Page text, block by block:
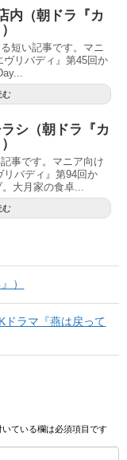
内（朝ドラ『カ
短い記事です。マニ
リバディ』第45回か
む
シ（朝ドラ『カ
事です。マニア向け
バディ』第94回か
大月家の食卓...
む
）
ドラマ『燕は戻って
いている欄は必須項目です